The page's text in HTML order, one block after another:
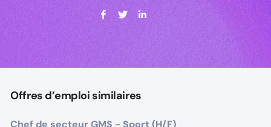
Offres d’emploi similaires
Chef de secteur GMS - Sport (H/F)